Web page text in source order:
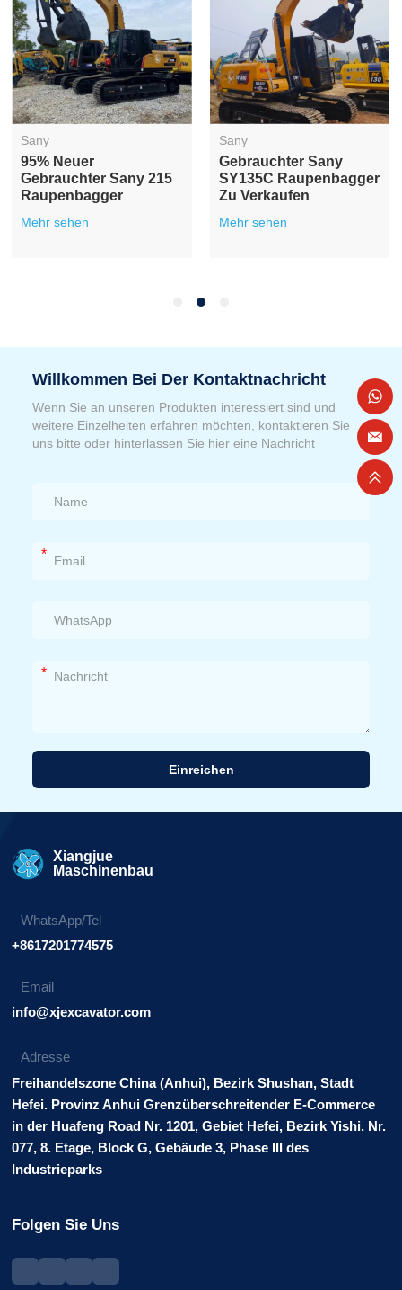
Sany
Gebrauchter Sany 365
Raupenbagger Zu
Verkaufen
Mehr sehen
Sany
Vielseitiger,
Preisgünstiger
Gebrauchter Sany 155
Willkommen Bei Der Kontaktnachricht
Wenn Sie an unseren Produkten interessiert sind und
weitere Einzelheiten erfahren möchten, kontaktieren Sie
uns bitte oder hinterlassen Sie hier eine Nachricht
*
*
Einreichen
Xiangjue
Maschinenbau
WhatsApp/Tel
+8617201774575
Email
info@xjexcavator.com
Adresse
Freihandelszone China (Anhui), Bezirk Shushan, Stadt
Hefei. Provinz Anhui Grenzüberschreitender E-Commerce
in der Huafeng Road Nr. 1201, Gebiet Hefei, Bezirk Yishi. Nr.
077, 8. Etage, Block G, Gebäude 3, Phase III des
Industrieparks
Folgen Sie Uns